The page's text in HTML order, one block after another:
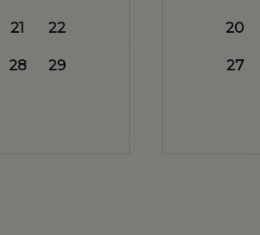
21 22
28 29
20
27